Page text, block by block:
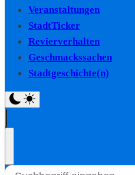
Veranstaltungen
StadtTicker
Revierverhalten
Geschmackssachen
Stadtgeschichte(n)